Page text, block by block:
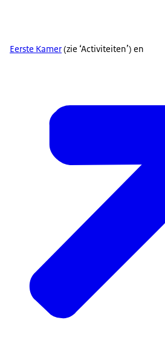
Eerste Kamer(zie ‘Activiteiten’) en